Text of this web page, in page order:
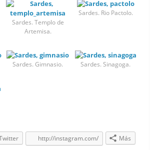
Sardes. Templo de
Artemisa.
Sardes. Rio Pactolo.
Sardes. Gimnasio. Sardes. Sinagoga.
http://instagram.com/ Más